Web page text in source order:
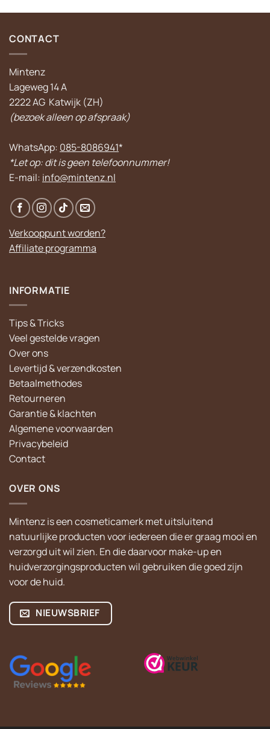
CONTACT
Mintenz
Lageweg 14 A
2222 AG Katwijk (ZH)
(bezoek alleen op afspraak)
WhatsApp: 085-8086941*
*Let op: dit is geen telefoonnummer!
E-mail: info@mintenz.nl
Verkooppunt worden?
Affiliate programma
INFORMATIE
Tips & Tricks
Veel gestelde vragen
Over ons
Levertijd & verzendkosten
Betaalmethodes
Retourneren
Garantie & klachten
Algemene voorwaarden
Privacybeleid
Contact
OVER ONS
Mintenz is een cosmeticamerk met uitsluitend
natuurlijke producten voor iedereen die er graag mooi en
verzorgd uit wil zien. En die daarvoor make-up en
huidverzorgingsproducten wil gebruiken die goed zijn
voor de huid.
NIEUWSBRIEF